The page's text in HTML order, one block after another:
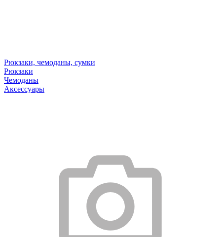
Рюкзаки, чемоданы, сумки
Рюкзаки
Чемоданы
Аксессуары